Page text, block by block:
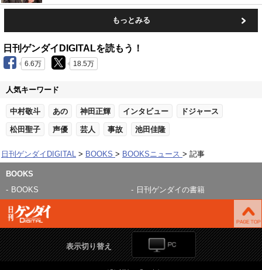
もっとみる
日刊ゲンダイDIGITALを読もう！
6.6万 18.5万
人気キーワード
中村敬斗 あの 神田正輝 インタビュー ドジャース
松田聖子 声優 芸人 事故 池田佳隆
日刊ゲンダイDIGITAL BOOKS BOOKSニュース 記事
BOOKS
BOOKS
日刊ゲンダイの書籍
表示切り替え